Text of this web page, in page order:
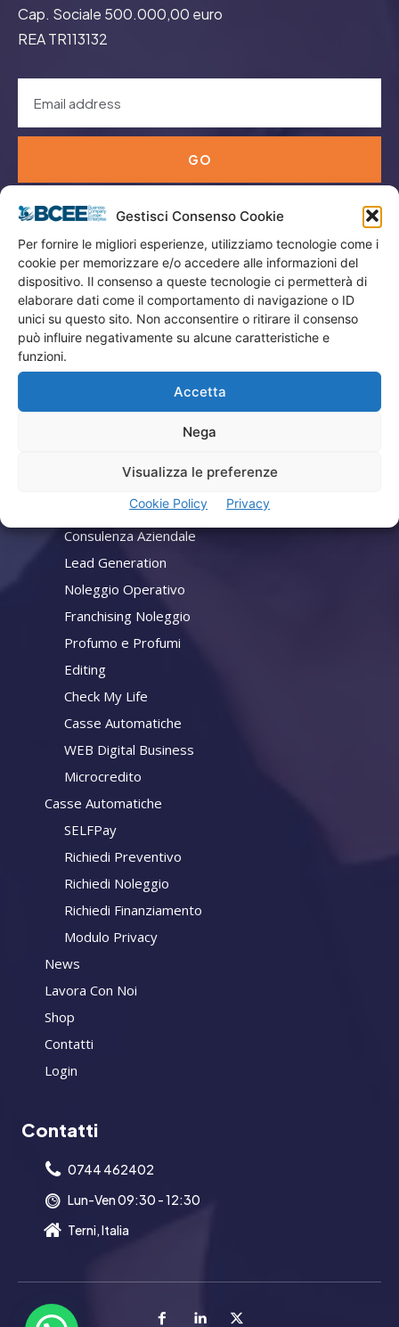
Gestisci Consenso Cookie
Per fornire le migliori esperienze, utilizziamo tecnologie come i
cookie per memorizzare e/o accedere alle informazioni del
dispositivo. Il consenso a queste tecnologie ci permetterà di
elaborare dati come il comportamento di navigazione o ID
unici su questo sito. Non acconsentire o ritirare il consenso
può influire negativamente su alcune caratteristiche e
funzioni.
Accetta
Nega
Visualizza le preferenze
Cookie Policy Privacy
Cap. Sociale 500.000,00 euro
REA TR113132
GO
Menù
Privacy
Termini Utilizzo
Iscrizione Newsletter
Cookie Policy (UE)
Consulenza Aziendale
Lead Generation
Noleggio Operativo
Franchising Noleggio
Profumo e Profumi
Editing
Check My Life
Casse Automatiche
WEB Digital Business
Microcredito
Casse Automatiche
SELFPay
Richiedi Preventivo
Richiedi Noleggio
Richiedi Finanziamento
Modulo Privacy
News
Lavora Con Noi
Shop
Contatti
Login
Contatti
0744 462402
Lun-Ven 09:30 - 12:30
Terni, Italia